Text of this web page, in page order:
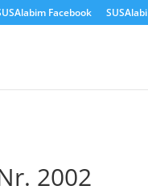
Facebook
2002